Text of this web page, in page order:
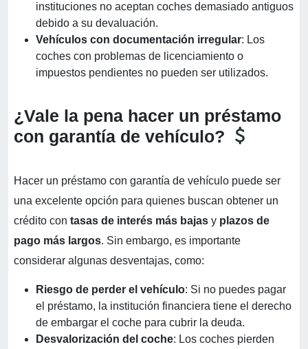
instituciones no aceptan coches demasiado antiguos
debido a su devaluación.
Vehículos con documentación irregular: Los
coches con problemas de licenciamiento o
impuestos pendientes no pueden ser utilizados.
¿Vale la pena hacer un préstamo
con garantía de vehículo?
Hacer un préstamo con garantía de vehículo puede ser
una excelente opción para quienes buscan obtener un
crédito con tasas de interés más bajas y plazos de
pago más largos. Sin embargo, es importante
considerar algunas desventajas, como:
Riesgo de perder el vehículo: Si no puedes pagar
el préstamo, la institución financiera tiene el derecho
de embargar el coche para cubrir la deuda.
Desvalorización del coche: Los coches pierden